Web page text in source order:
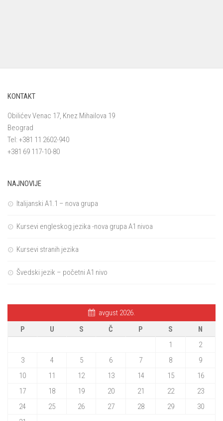
KONTAKT
Obilićev Venac 17, Knez Mihailova 19
Beograd
Tel: +381 11 2602-940
+381 69 117-10-80
NAJNOVIJE
Italijanski A1.1 – nova grupa
Kursevi engleskog jezika -nova grupa A1 nivoa
Kursevi stranih jezika
Švedski jezik – početni A1 nivo
avgust 2026.
P
U S Č P S
N
1
2
3
4 5 6 7 8
9
10
11 12 13 14 15
16
17
18 19 20 21 22
23
24
25 26 27 28 29
30